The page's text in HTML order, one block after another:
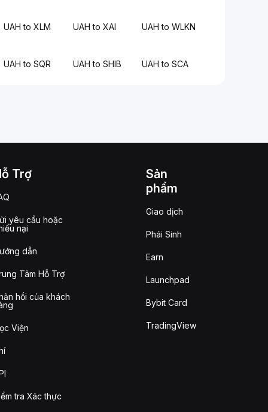
UAH to XLM UAH to XAI UAH to WLKN
UAH to SQR UAH to SHIB UAH to SCA
Trợ
yêu cầu hoặc
nại
dẫn
Tâm Hỗ Trợ
hồi của khách
Viện
tra Xác thực
Sản
phẩm
Giao dịch
Phái Sinh
Earn
Launchpad
Bybit Card
TradingView